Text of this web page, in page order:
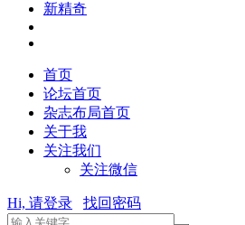
新精奇
首页
论坛首页
杂志布局首页
关于我
关注我们
关注微信
Hi, 请登录 找回密码